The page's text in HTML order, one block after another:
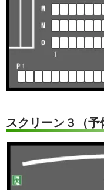
スクリーン３（予